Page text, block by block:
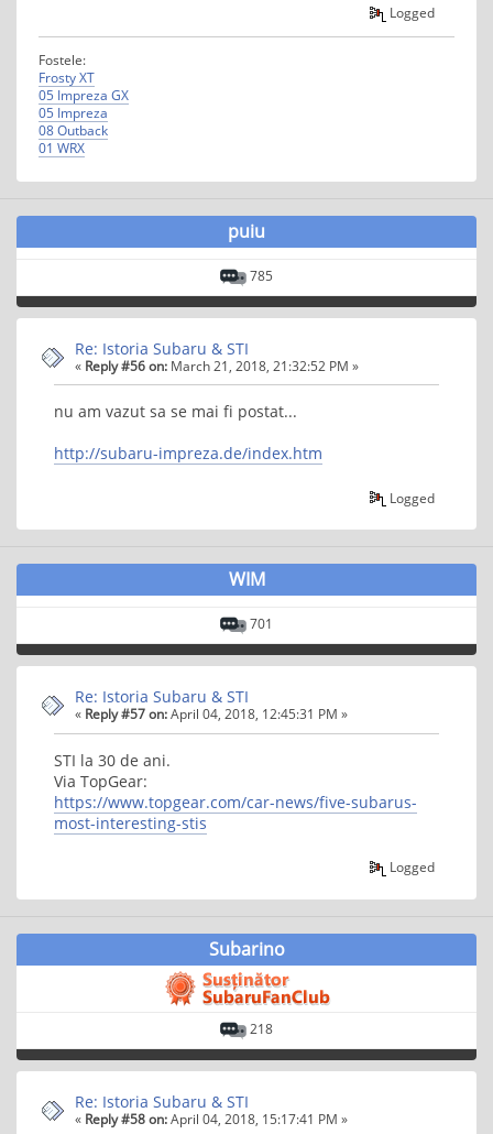
Logged
Fostele:
Frosty XT
05 Impreza GX
05 Impreza
08 Outback
01 WRX
puiu
785
Re: Istoria Subaru & STI
« Reply #56 on: March 21, 2018, 21:32:52 PM »
nu am vazut sa se mai fi postat...
http://subaru-impreza.de/index.htm
Logged
WIM
701
Re: Istoria Subaru & STI
« Reply #57 on:April 04, 2018, 12:45:31 PM »
STI la 30 de ani.
Via TopGear:
https://www.topgear.com/car-news/five-subarus-
most-interesting-stis
Logged
Subarino
218
Re: Istoria Subaru & STI
« Reply #58 on:April 04, 2018, 15:17:41 PM »